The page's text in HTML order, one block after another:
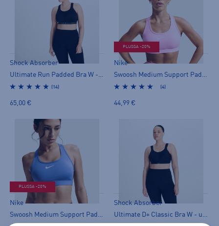
Shock Absorber
Ultimate Run Padded Bra W - urheiluliivit
(14)
65,00 €
PLUSSA -20%
Nike
Swoosh Medium Support Padded Sports Bra W - urheiluliivit
(4)
44,99 €
PLUSSA -20%
Nike
Shock Absorber